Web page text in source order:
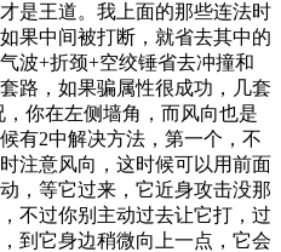
是王道。我上面的那些连法时
果中间被打断，就省去其中的
波+折颈+空绞锤省去冲撞和
路，如果骗属性很成功，几套
你在左侧墙角，而风向也是
有2中解决方法，第一个，不
注意风向，这时候可以用前面
，等它过来，它近身攻击没那
不过你别主动过去让它打，过
到它身边稍微向上一点，它会